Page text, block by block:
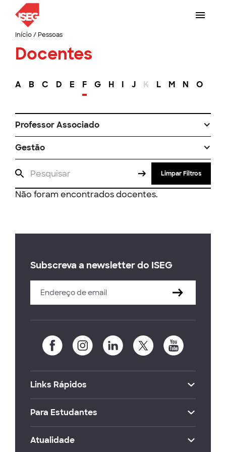
Início/ Pessoas
Docentes
A B C D E F G H I J K L M N O
Professor Associado
Gestão
Limpar Filtros
Não foram encontrados docentes.
Subscreva a newsletter do ISEG
Links Rápidos
Para Estudantes
Atualidade